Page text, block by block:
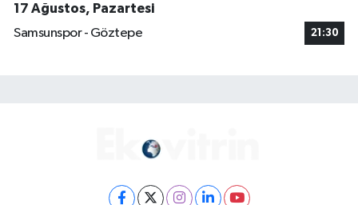
17 Ağustos, Pazartesi
Samsunspor - Göztepe
21:30